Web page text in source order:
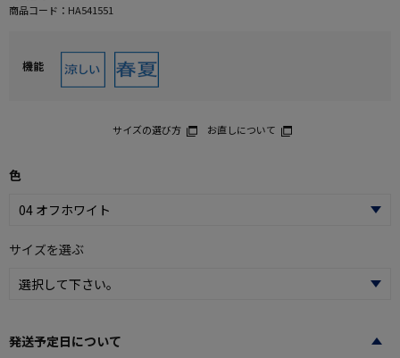
商品コード： HA541551
機能
サイズの選び方 お直しについて
色
サイズを選ぶ
発送予定日について